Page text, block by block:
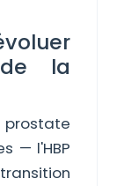
la
prostate
— l'HBP